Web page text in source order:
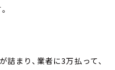
まり、業者に3万払って、